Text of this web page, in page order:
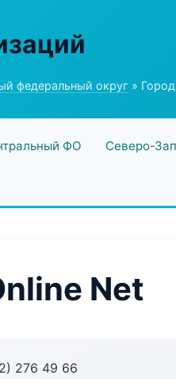
федеральный округ »
ФО Северо-
Net
276 49 66